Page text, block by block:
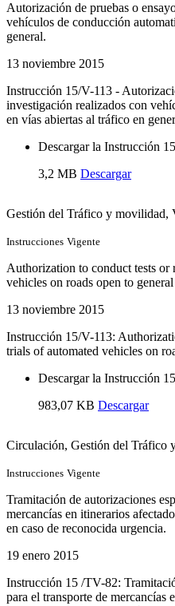
Autorización de pruebas o
vehículos de conducción
general.
13 noviembre 2015
Instrucción 15/V-113 -
investigación realizados con
en vías abiertas al tráfico en
Descargar la Instrucción
3,2 MB Descargar
Gestión del Tráfico y movilidad,
Instrucciones Vigente
Authorization to conduct tests or
vehicles on roads open to
13 noviembre 2015
Instrucción 15/V-113:
trials of automated vehicles on
Descargar la Instrucción
983,07 KB Descargar
Circulación, Gestión del Tráfico
Instrucciones Vigente
Tramitación de autorizaciones
mercancías en itinerarios
en caso de reconocida urgencia.
19 enero 2015
Instrucción 15 /TV-82:
para el transporte de mercancías